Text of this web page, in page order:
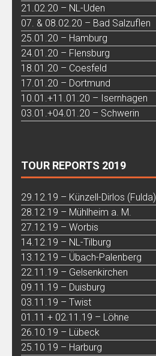
21.02.20 – NL-Uden
07. & 08.02.20 – Bad Salzuflen
25.01.20 – Hamburg
24.01.20 – Flensburg
18.01.20 – Coesfeld
17.01.20 – Dortmund
10.01.+11.01.20 – Isernhagen
03.01.+04.01.20 – Schwerin
TOUR REPORTS 2019
29.12.19 – Künzell-Dirlos (Fulda)
28.12.19 – Mühlheim a. M.
27.12.19 – Worbis
14.12.19 – NL-Tilburg
13.12.19 – Übach-Palenberg
22.11.19 – Gelsenkirchen
09.11.19 – Duisburg
03.11.19 – Twist
01.11 + 02.11.19 – Löhne
26.10.19 – Lübeck
25.10.19 – Harburg